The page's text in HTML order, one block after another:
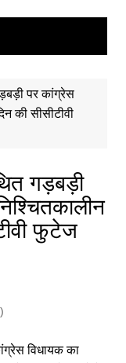
पर कांग्रेस
की सीसीटीवी
गड़बड़ी
फुटेज